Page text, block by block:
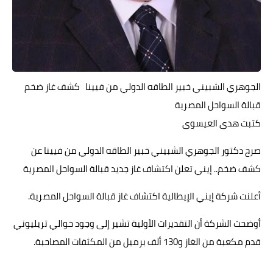
حوادث وقضايا
خدمات
الصحه والجمال
فن المطبخ
الجوهري الشبيني خبير الطاقه الدولي من فيينا كشف غاز ضخم
قبالة السواحل المصرية
كتبت هدى العيسوى
صرح دكتور الجوهري الشبيني خبير الطاقه الدولي من فيينا عن
كشف ضخم.. إيني تعلن اكتشاف غاز جديد قبالة السواحل المصرية
أعلنت شركة إيني الإيطالية اكتشاف غاز قبالة السواحل المصرية.
أوضحت الشركة أن التقديرات الأولية تشير إلى وجود حوالي تريليوني
قدم مكعبة من الغاز و130 ألف برميل من المكثفات المصاحبة.